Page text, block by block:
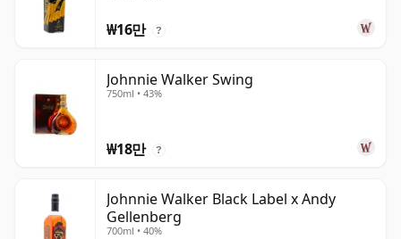
₩16만 ?
Johnnie Walker Swing
750ml • 43%
₩18만 ?
Johnnie Walker Black Label x Andy
Gellenberg
700ml • 40%